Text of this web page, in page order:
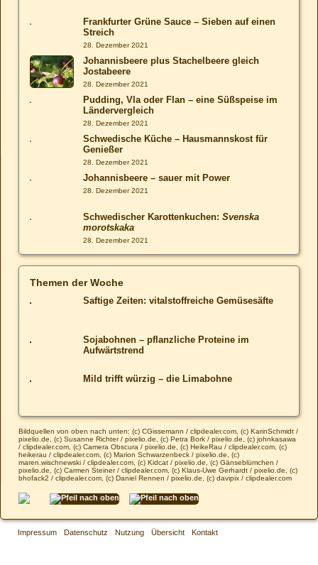
Frankfurter Grüne Sauce – Sieben auf einen
Streich
28. Dezember 2021
Johannisbeere plus Stachelbeere gleich
Jostabeere
28. Dezember 2021
Pudding, Vla oder Flan – eine Süßspeise im
Ländervergleich
28. Dezember 2021
Schwedische Küche – Hausmannskost für
Genießer
28. Dezember 2021
Johannisbeere – sauer mit Power
28. Dezember 2021
Schwedischer Karottenkuchen: Svenska
morotskaka
28. Dezember 2021
Themen der Woche
Saftige Zeiten: vitalstoffreiche Gemüsesäfte
Sojabohnen – pflanzliche Proteine im
Aufwärtstrend
Mild trifft würzig – die Limabohne
Bildquellen von oben nach unten: (c) CGissemann / clipdealer.com, (c) KarinSchmidt /
pixelio.de, (c) Susanne Richter / pixelio.de, (c) Petra Bork / pixelio.de, (c) johnkasawa
/ clipdealer.com, (c) Camera Obscura / pixelio.de, (c) HeikeRau / clipdealer.com, (c)
heikerau / clipdealer.com, (c) Marion Schwarzenbeck / pixelio.de, (c)
maren.wischnewski / clipdealer.com, (c) Kidcat / pixelio.de, (c) Gänseblümchen /
pixelio.de, (c) Carmen Steiner / clipdealer.com, (c) Klaus-Uwe Gerhardt / pixelio.de, (c)
bhofack2 / clipdealer.com, (c) Daniel Rennen / pixelio.de, (c) davipix / clipdealer.com
Impressum Datenschutz Nutzung Übersicht Kontakt